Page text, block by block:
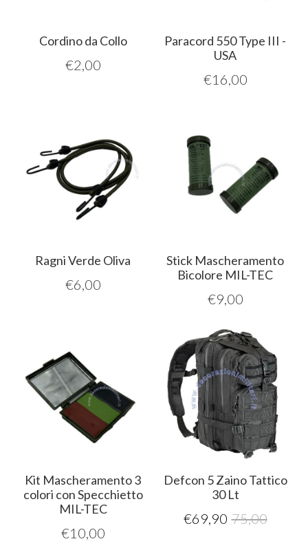
Cordino da Collo
€2,00
Paracord 550 Type III -
USA
€16,00
Ragni Verde Oliva
€6,00
Stick Mascheramento
Bicolore MIL-TEC
€9,00
Kit Mascheramento 3
colori con Specchietto
MIL-TEC
€10,00
Defcon 5 Zaino Tattico
30 Lt
€69,90 75,00